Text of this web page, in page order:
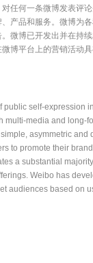
任何一条微博发表评
产品和服务。微博为
微博已开发出并在持
博平台上的营销活动
self-expression
media and long-
asymmetric
to promote their
a substantial
Weibo has
audiences based on